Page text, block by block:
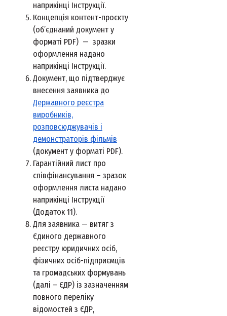
наприкінці Інструкції.
Концепція контент-проєкту
(об’єднаний документ у
форматі PDF) — зразки
оформлення надано
наприкінці Інструкції.
Документ, що підтверджує
внесення заявника до
Державного реєстра
виробників,
розповсюджувачів і
демонстраторів фільмів
(документ у форматі PDF).
Гарантійний лист про
співфінансування – зразок
оформлення листа надано
наприкінці Інструкції
(Додаток 11).
Для заявника — витяг з
Єдиного державного
реєстру юридичних осіб,
фізичних осіб-підприємців
та громадських формувань
(далі – ЄДР) із зазначенням
повного переліку
відомостей з ЄДР,